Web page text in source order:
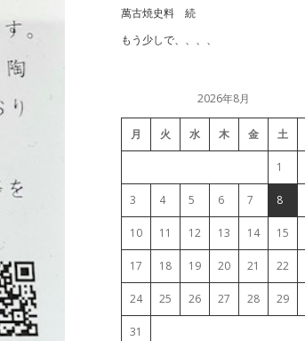
萬古焼史料 続
もう少しで、、、、
2026年8月
月 火 水 木 金 土
1
3 4 5 6 7 8
10 11 12 13 14 15
17 18 19 20 21 22
24 25 26 27 28 29
31